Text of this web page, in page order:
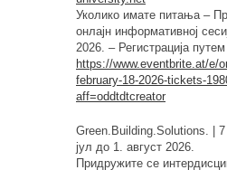
Уколико имате питања –
онлајн информативној
2026. – Регистрација
https://www.eventbrite.at/e/
february-18-2026-tickets-
aff=oddtdtcreator
Green.Building.Solutions. |
јул до 1. август 2026.
Придружите се